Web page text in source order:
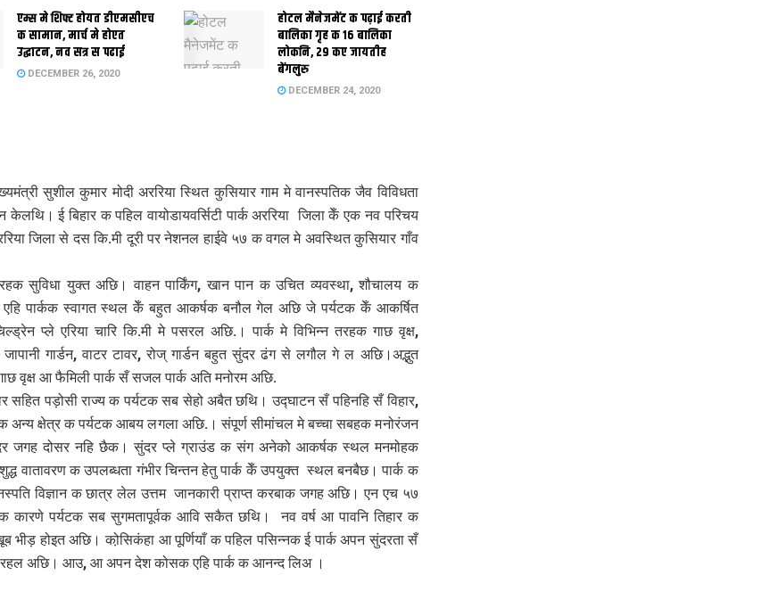
एम्स मे शिफ्ट होयत डीएमसीएच
क सामान, मार्च मे होएत
उद्घाटन, नव सत्र स पढाई
DECEMBER 26, 2020
होटल मैनेजमेंट क पढ़ाई करती
बालिका गृह क 16 बालिका
लोकनि, 29 कए जायतीह
बेंगलुरु
DECEMBER 24, 2020
सुशील कुमार मोदी अररिया स्थित कुसियार गाम मे वानस्पतिक जैव विविधता
केलथि। ई बिहार क पहिल वायोडायवर्सिटी पार्क अररिया जिला केँ एक नव परिचय
जिला से दस कि.मी दूरी पर नेशनल हाईवे ५७ क वगल मे अवस्थित कुसियार गाँव
सुविधा युक्त अछि। वाहन पार्किंग, खान पान क उचित व्यवस्था, शौचालय क
पार्कक स्वागत स्थल केँ बहुत आकर्षक बनौल गेल अछि जे पर्यटक केँ आकर्षित
प्ले एरिया चारि कि.मी मे पसरल अछि.। पार्क मे विभिन्न तरहक गाछ वृक्ष,
जापानी गार्डन, वाटर टावर, रोज् गार्डन बहुत सुंदर ढंग से लगौल गे ल अछि।अद्भुत
वृक्ष आ फैमिली पार्क सँ सजल पार्क अति मनोरम अछि.
सहित पड़ोसी राज्य क पर्यटक सब सेहो अबैत छथि। उद्घाटन सँ पहिनहि सँ विहार,
अन्य क्षेत्र क पर्यटक आबय लगला अछि.। संपूर्ण सीमांचल मे बच्चा सबहक मनोरंजन
जगह दोसर नहि छैक। सुंदर प्ले ग्राउंड क संग अनेको आकर्षक स्थल मनमोहक
वातावरण क उपलब्धता गंभीर चिन्तन हेतु पार्क केँ उपयुक्त स्थल बनबैछ। पार्क क
विज्ञान क छात्र लेल उत्तम जानकारी प्राप्त करबाक जगह अछि। एन एच ५७
कारणे पर्यटक सब सुगमतापूर्वक आवि सकैत छथि। नव वर्ष आ पावनि तिहार क
होइत अछि। को़सिकंहा आ पूर्णियाँ क पहिल पसिन्नक ई पार्क अपन सुंदरता सँ
रहल अछि। आउ, आ अपन देश कोसक एहि पार्क क आनन्द लिअ ।